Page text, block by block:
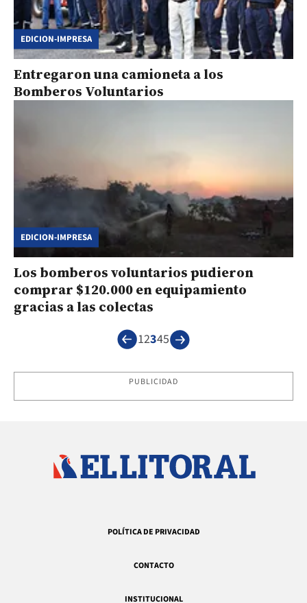
EDICION-IMPRESA
Entregaron una camioneta a los
Bomberos Voluntarios
EDICION-IMPRESA
Los bomberos voluntarios pudieron
comprar $120.000 en equipamiento
gracias a las colectas
12345
PUBLICIDAD
POLÍTICA DE PRIVACIDAD
CONTACTO
INSTITUCIONAL